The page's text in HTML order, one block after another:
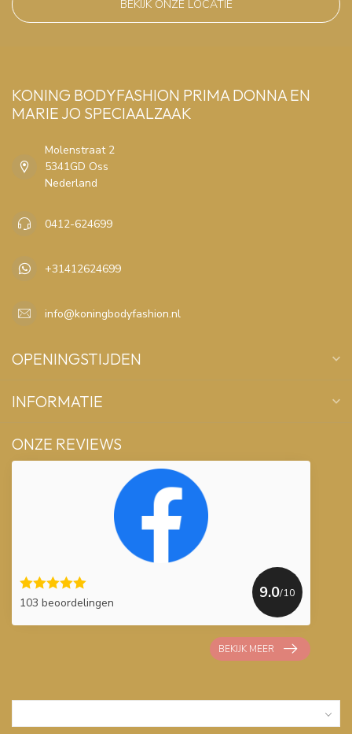
BEKIJK ONZE LOCATIE
KONING BODYFASHION PRIMA DONNA EN
MARIE JO SPECIAALZAAK
Molenstraat 2
5341GD Oss
Nederland
0412-624699
+31412624699
info@koningbodyfashion.nl
OPENINGSTIJDEN
INFORMATIE
ONZE REVIEWS
103 beoordelingen
9.0/10
BEKIJK MEER